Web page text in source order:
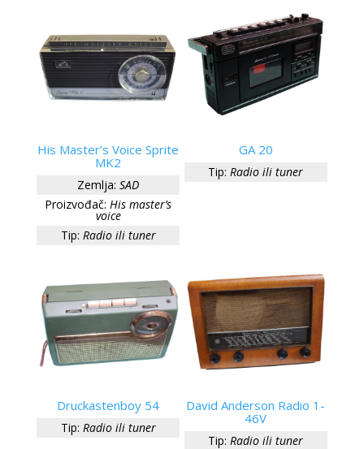
His Master’s Voice Sprite
MK2
Zemlja: SAD
Proizvođač: His master’s
voice
Tip: Radio ili tuner
GA 20
Tip: Radio ili tuner
Druckastenboy 54
Tip: Radio ili tuner
David Anderson Radio 1-
46V
Tip: Radio ili tuner